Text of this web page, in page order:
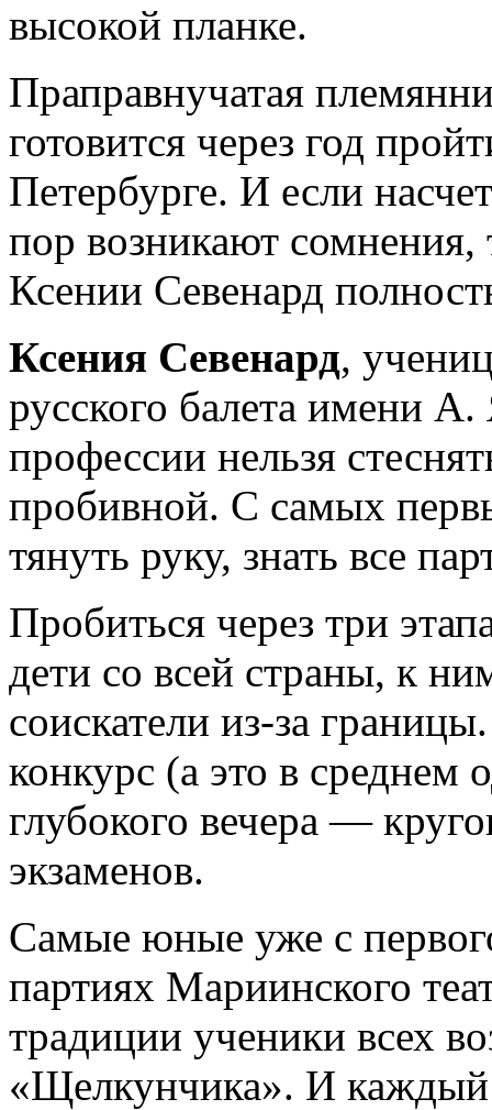
высокой планке.
Праправнучатая
готовится через год
Петербурге. И если
пор возникают сомнения,
Ксении Севенард
Ксения Севенард,
русского балета имени
профессии нельзя
пробивной. С самых
тянуть руку, знать все
Пробиться через три
дети со всей страны, к
соискатели из-за
конкурс (а это в среднем
глубокого вечера —
экзаменов.
Самые юные уже с
партиях Мариинского
традиции ученики всех
«Щелкунчика». И